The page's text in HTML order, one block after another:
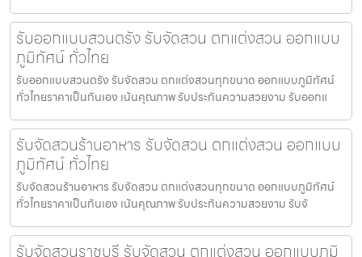
รับออกแบบสวนตรัง รับจัดสวน ตกแต่งสวน ออกแบบ
ภูมิทัศน์ ทั่วไทย
รับออกแบบสวนตรัง รับจัดสวน ตกแต่งสวนทุกขนาด ออกแบบภูมิทัศน์
ทั่วไทยราคาเป็นกันเอง เน้นคุณภาพ รับประกันความสวยงาม รับออกแ
รับจัดสวนร้านอาหาร รับจัดสวน ตกแต่งสวน ออกแบบ
ภูมิทัศน์ ทั่วไทย
รับจัดสวนร้านอาหาร รับจัดสวน ตกแต่งสวนทุกขนาด ออกแบบภูมิทัศน์
ทั่วไทยราคาเป็นกันเอง เน้นคุณภาพ รับประกันความสวยงาม รับจั
รับจัดสวนราชบุรี รับจัดสวน ตกแต่งสวน ออกแบบภูมิ